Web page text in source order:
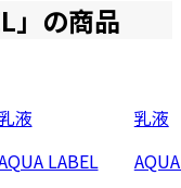
」の商品
液
LABEL
乳液